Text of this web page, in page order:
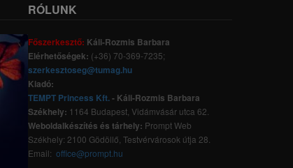
RÓLUNK
Főszerkesztő: Káli-Rozmis Barbara
Elérhetőségek: (+36) 70-369-7235;
szerkesztoseg@tumag.hu
Kiadó:
TEMPT Princess Kft.- Káli-Rozmis Barbara
Székhely: 1164 Budapest, Vidámvásár utca 62.
Weboldalkészítés és tárhely: Prompt Web
Székhely: 2100 Gödöllő, Testvérvárosok útja 28.
Email: office@prompt.hu